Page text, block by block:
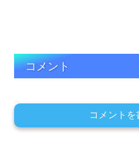
コメント
コメントを